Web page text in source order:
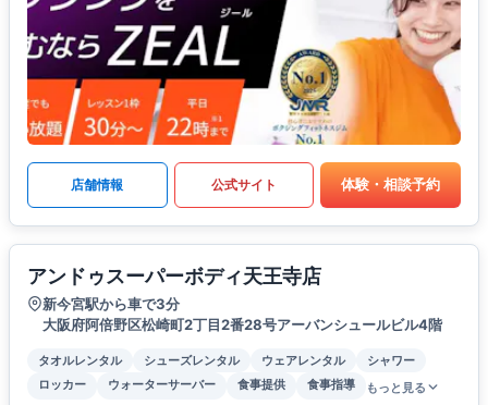
店舗情報 公式サイト 体験・相談予約
アンドゥスーパーボディ天王寺店
新今宮駅から車で3分
大阪府阿倍野区松崎町2丁目2番28号アーバンシュールビル4階
タオルレンタル シューズレンタル ウェアレンタル
シャワー
ロッカー
ウォーターサーバー 食事提供 食事指導 もっと見る